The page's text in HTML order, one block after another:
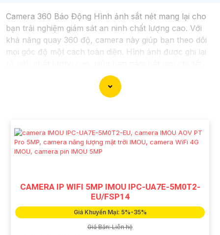
Camera 360 Báo Động Hình ảnh sắt nét mang lại cho
bạn trải nghiệm giám sát an ninh chất lượng cao. Với
khả năng quay 360 độ, camera này giúp bạn theo dõi
mọi góc độ một cách toàn diện. Hình ảnh được ghi lại
một cách dễ dàng. Đặc điểm chất lượng hơn tính năng
báo động thông minh sẽ cảnh báo ngay lập tức khi
phát hiện sự cố, giúp gia tăng an ninh cho ngôi nhà
an ninh cho bạn và gia đình.
CAMERA IP WIFI 5MP IMOU IPC-UA7E-5M0T2-
EU/FSP14
Giá Khuyến Mại: 5%-35%
Giá Bán: Liên hệ